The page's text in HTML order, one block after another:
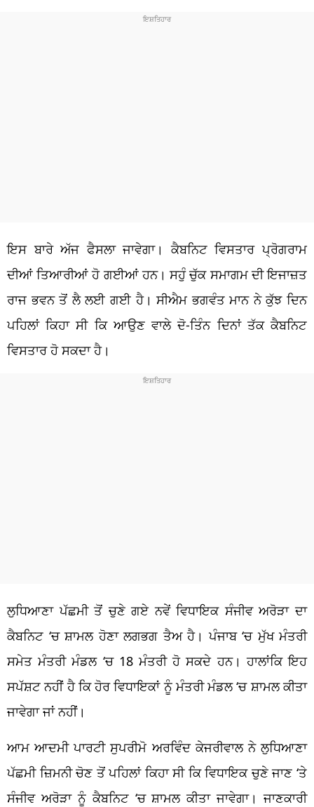
ਇਸ ਬਾਰੇ ਅੱਜ ਫੈਸਲਾ ਜਾਵੇਗਾ। ਕੈਬਨਿਟ ਵਿਸਤਾਰ ਪ੍ਰੋਗਰਾਮ
ਦੀਆਂ ਤਿਆਰੀਆਂ ਹੋ ਗਈਆਂ ਹਨ। ਸਹੁੰ ਚੁੱਕ ਸਮਾਗਮ ਦੀ ਇਜਾਜ਼ਤ
ਰਾਜ ਭਵਨ ਤੋਂ ਲੈ ਲਈ ਗਈ ਹੈ। ਸੀਐਮ ਭਗਵੰਤ ਮਾਨ ਨੇ ਕੁੱਝ ਦਿਨ
ਪਹਿਲਾਂ ਕਿਹਾ ਸੀ ਕਿ ਆਉਣ ਵਾਲੇ ਦੋ-ਤਿੰਨ ਦਿਨਾਂ ਤੱਕ ਕੈਬਨਿਟ
ਵਿਸਤਾਰ ਹੋ ਸਕਦਾ ਹੈ।
ਲੁਧਿਆਣਾ ਪੱਛਮੀ ਤੋਂ ਚੁਣੇ ਗਏ ਨਵੇਂ ਵਿਧਾਇਕ ਸੰਜੀਵ ਅਰੋੜਾ ਦਾ
ਕੈਬਨਿਟ ‘ਚ ਸ਼ਾਮਲ ਹੋਣਾ ਲਗਭਗ ਤੈਅ ਹੈ। ਪੰਜਾਬ ‘ਚ ਮੁੱਖ ਮੰਤਰੀ
ਸਮੇਤ ਮੰਤਰੀ ਮੰਡਲ ‘ਚ 18 ਮੰਤਰੀ ਹੋ ਸਕਦੇ ਹਨ। ਹਾਲਾਂਕਿ ਇਹ
ਸਪੱਸ਼ਟ ਨਹੀਂ ਹੈ ਕਿ ਹੋਰ ਵਿਧਾਇਕਾਂ ਨੂੰ ਮੰਤਰੀ ਮੰਡਲ ‘ਚ ਸ਼ਾਮਲ ਕੀਤਾ
ਜਾਵੇਗਾ ਜਾਂ ਨਹੀਂ।
ਆਮ ਆਦਮੀ ਪਾਰਟੀ ਸੁਪਰੀਮੋ ਅਰਵਿੰਦ ਕੇਜਰੀਵਾਲ ਨੇ ਲੁਧਿਆਣਾ
ਪੱਛਮੀ ਜ਼ਿਮਨੀ ਚੋਣ ਤੋਂ ਪਹਿਲਾਂ ਕਿਹਾ ਸੀ ਕਿ ਵਿਧਾਇਕ ਚੁਣੇ ਜਾਣ ‘ਤੇ
ਸੰਜੀਵ ਅਰੋੜਾ ਨੂੰ ਕੈਬਨਿਟ ‘ਚ ਸ਼ਾਮਲ ਕੀਤਾ ਜਾਵੇਗਾ। ਜਾਣਕਾਰੀ